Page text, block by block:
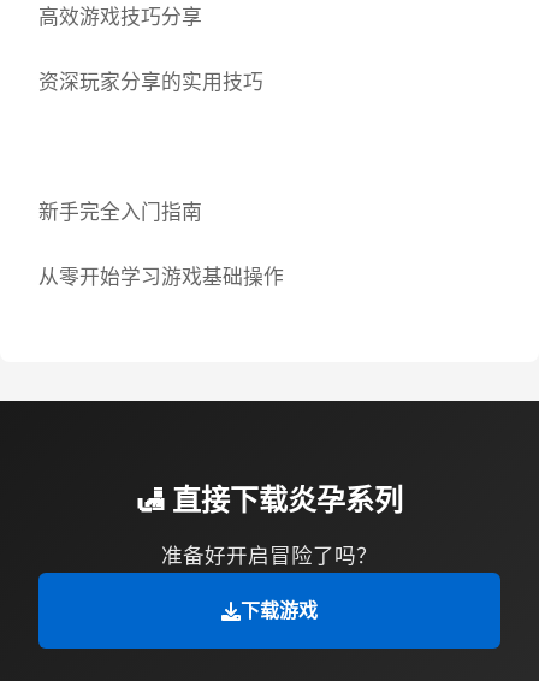
高效游戏技巧分享
资深玩家分享的实用技巧
新手完全入门指南
从零开始学习游戏基础操作
🛃 直接下载炎孕系列
准备好开启冒险了吗？
下载游戏